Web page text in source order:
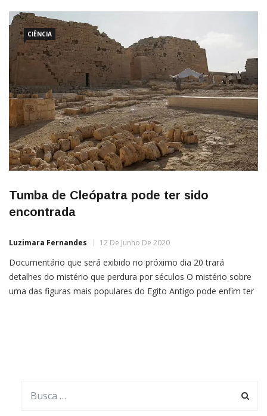
que já sabemos sobre o filme.Nos últimos dias surgiram
rumores de que […]
CIÊNCIA
Tumba de Cleópatra pode ter sido
encontrada
Luzimara Fernandes 12 De Junho De 2020
Documentário que será exibido no próximo dia 20 trará
detalhes do mistério que perdura por séculos O mistério sobre
uma das figuras mais populares do Egito Antigo pode enfim ter